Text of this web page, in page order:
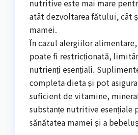
nutritive este mai mare
atât dezvoltarea fătului, cât
mamei.
În cazul alergiilor
poate fi restricționată,
nutrienți esențiali.
completa dieta și pot
suficient de vitamine,
substanțe nutritive esențiale
sănătatea mamei și a